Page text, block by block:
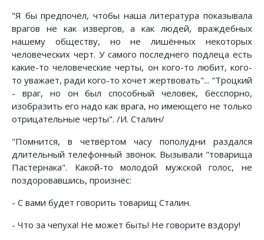
"Я бы предпочёл, чтобы наша литература показывала
врагов не как извергов, а как людей, враждебных
нашему обществу, но не лишённых некоторых
человеческих черт. У самого последнего подлеца есть
какие-то человеческие черты, он кого-то любит, кого-
то уважает, ради кого-то хочет жертвовать"... "Троцкий
- враг, но он был способный человек, бесспорно,
изобразить его надо как врага, но имеющего не только
отрицательные черты". /И. Сталин/
"Помнится, в четвёртом часу пополудни раздался
длительный телефонный звонок. Вызывали "товарища
Пастернака". Какой-то молодой мужской голос, не
поздоровавшись, произнёс:
- С вами будет говорить товарищ Сталин.
- Что за чепуха! Не может быть! Не говорите вздору!